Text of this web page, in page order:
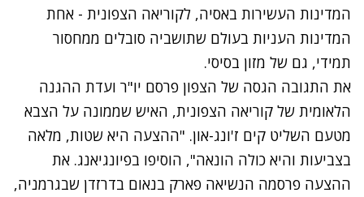
המדינות העשירות באסיה, לקוריאה הצפונית - אחת
המדינות העניות בעולם שתושביה סובלים ממחסור
תמידי, גם של מזון בסיסי.
את התגובה הגסה של הצפון פרסם יו"ר ועדת ההגנה
הלאומית של קוריאה הצפונית, האיש שממונה על הצבא
מטעם השליט קים ז'ונג-און. "ההצעה היא שטות, מלאה
בצביעות והיא כולה הונאה", הוסיפו בפיונגיאנג. את
ההצעה פרסמה הנשיאה פארק בנאום בדרזדן שבגרמניה,